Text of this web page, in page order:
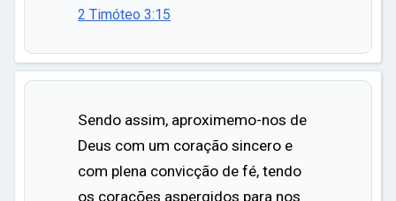
2 Timóteo 3:15
Sendo assim, aproximemo-nos de
Deus com um coração sincero e
com plena convicção de fé, tendo
os corações aspergidos para nos